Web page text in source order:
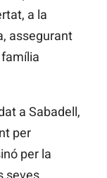
a la
assegurant
a Sabadell,
per
per la
seves